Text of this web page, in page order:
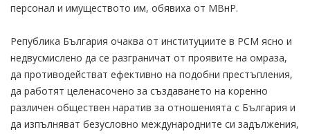
персонал и имуществото им, обявиха от МВнР.
Република България очаква от институциите в РСМ ясно и
недвусмислено да се разграничат от проявите на омраза,
да противодействат ефективно на подобни престъпления,
да работят целенасочено за създаването на коренно
различен обществен наратив за отношенията с България и
да изпълняват безусловно международните си задължения,